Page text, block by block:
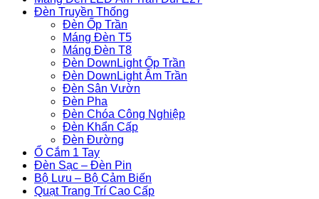
Đèn Truyền Thống
Đèn Ốp Trần
Máng Đèn T5
Máng Đèn T8
Đèn DownLight Ốp Trần
Đèn DownLight Âm Trần
Đèn Sân Vườn
Đèn Pha
Đèn Chóa Công Nghiệp
Đèn Khẩn Cấp
Đèn Đường
Ổ Cắm 1 Tay
Đèn Sạc – Đèn Pin
Bộ Lưu – Bộ Cảm Biến
Quạt Trang Trí Cao Cấp